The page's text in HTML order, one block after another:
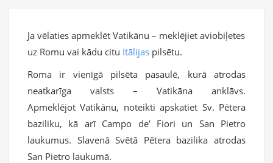
Ja vēlaties apmeklēt Vatikānu – meklējiet aviobiļetes
uz Romu vai kādu citu Itālijas pilsētu.
Roma ir vienīgā pilsēta pasaulē, kurā atrodas
neatkarīga valsts – Vatikāna anklāvs.
Apmeklējot Vatikānu, noteikti apskatiet Sv. Pētera
baziliku, kā arī Campo de’ Fiori un San Pietro
laukumus. Slavenā Svētā Pētera bazilika atrodas
San Pietro laukumā.